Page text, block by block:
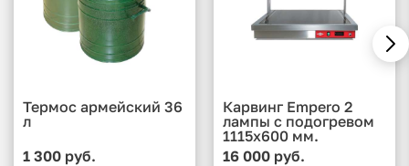
Термос армейский 36
л
1 300 руб.
Карвинг Empero 2
лампы с подогревом
1115х600 мм.
16 000 руб.